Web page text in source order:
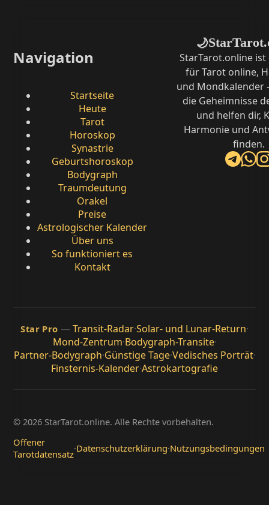
Navigation
Startseite
Heute
Tarot
Horoskop
Synastrie
Geburtshoroskop
Bodygraph
Traumdeutung
Orakel
Preise
Astrologischer Kalender
Über uns
So funktioniert es
Kontakt
🌙
StarTarot.online
für Tarot online,
und Mondkalender
die Geheimnisse
und helfen dir,
Harmonie und
finden.
Star Pro — Transit-Radar·Solar- und Lunar-Return·
Mond-Zentrum·Bodygraph-Transite·
Partner-Bodygraph·Günstige Tage·Vedisches Porträt·
Finsternis-Kalender·Astrokartografie
© 2026 StarTarot.online. Alle Rechte vorbehalten.
Offener
Tarotdatensatz·Datenschutzerklärung·Nutzungsbedingungen